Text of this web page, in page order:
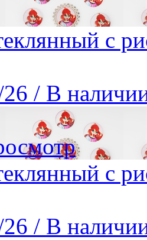
с
/ В
с
/ В